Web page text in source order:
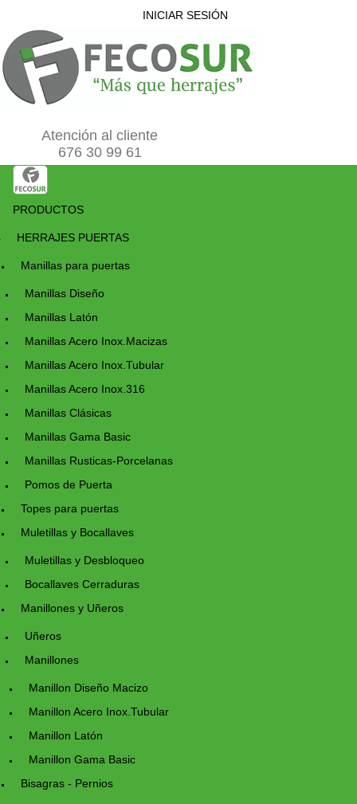
INICIAR SESIÓN
EMPRESA
676309961
0
Atención al cliente
676 30 99 61
PRODUCTOS
HERRAJES PUERTAS
Manillas para puertas
Manillas Diseño
Manillas Latón
Manillas Acero Inox.Macizas
Manillas Acero Inox.Tubular
Manillas Acero Inox.316
Manillas Clásicas
Manillas Gama Basic
Manillas Rusticas-Porcelanas
Pomos de Puerta
Topes para puertas
Muletillas y Bocallaves
Muletillas y Desbloqueo
Bocallaves Cerraduras
Manillones y Uñeros
Uñeros
Manillones
Manillon Diseño Macizo
Manillon Acero Inox.Tubular
Manillon Latón
Manillon Gama Basic
Bisagras - Pernios